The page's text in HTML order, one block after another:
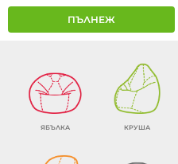
ПЪЛНЕЖ
ЯБЪЛКА КРУША